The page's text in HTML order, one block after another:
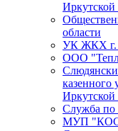
Иркутской
области
УК ЖКХ г.
ООО
казенного
Иркутской
Служба по
МУП